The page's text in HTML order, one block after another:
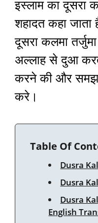
इस्लाम का दूसरा
शहादत कहा
दूसरा कलमा
अल्लाह से दुआ
करने की और
करे।
Table Of
Dusra
Dusra
Dusra
English